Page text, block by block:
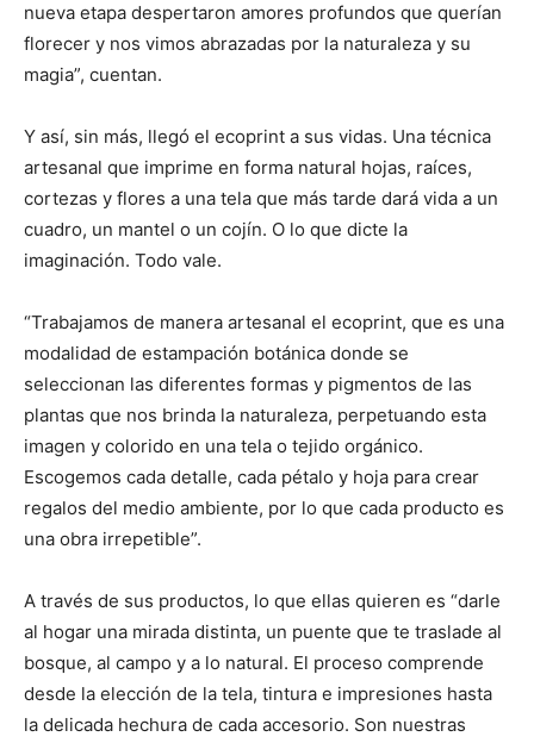
nueva etapa despertaron amores profundos que querían
florecer y nos vimos abrazadas por la naturaleza y su
magia”, cuentan.
Y así, sin más, llegó el ecoprint a sus vidas. Una técnica
artesanal que imprime en forma natural hojas, raíces,
cortezas y flores a una tela que más tarde dará vida a un
cuadro, un mantel o un cojín. O lo que dicte la
imaginación. Todo vale.
“Trabajamos de manera artesanal el ecoprint, que es una
modalidad de estampación botánica donde se
seleccionan las diferentes formas y pigmentos de las
plantas que nos brinda la naturaleza, perpetuando esta
imagen y colorido en una tela o tejido orgánico.
Escogemos cada detalle, cada pétalo y hoja para crear
regalos del medio ambiente, por lo que cada producto es
una obra irrepetible”.
A través de sus productos, lo que ellas quieren es “darle
al hogar una mirada distinta, un puente que te traslade al
bosque, al campo y a lo natural. El proceso comprende
desde la elección de la tela, tintura e impresiones hasta
la delicada hechura de cada accesorio. Son nuestras